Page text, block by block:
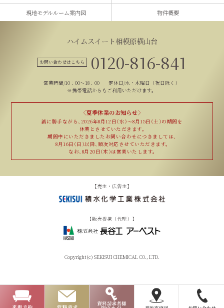
現地モデルルーム案内図 物件概要
ハイムスイート相模原横山台
お問い合わせはこちら 0120-816-841
営業時間/10：00～18：00
定休日/水・木曜日（祝日除く）
※携帯電話からもご利用いただけます。
〈夏季休業のお知らせ〉
誠に勝手ながら、 2026年8月12日（水）〜8月15日（土）の期間を
休業とさせていただきます。
期間中にいただきました お問い合わせにつきましては、
8月16日（日）以降、 順次対応させていただきます。
なお、8月20日（木）は営業いたします。
【売主・広告主】
【販売提携（代理）】
Copyright(c) SEKISUI CHEMICAL CO., LTD.